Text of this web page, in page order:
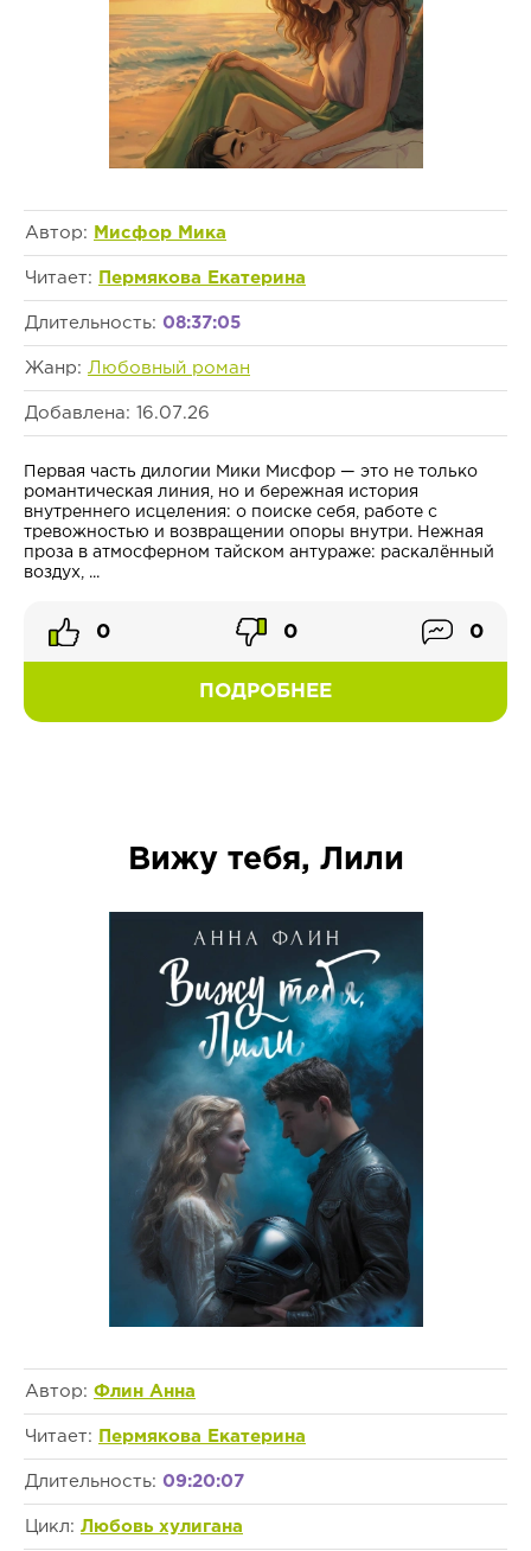
Автор: Мисфор Мика
Читает: Пермякова Екатерина
Длительность: 08:37:05
Жанр: Любовный роман
Добавлена: 16.07.26
Первая часть дилогии Мики Мисфор — это не только
романтическая линия, но и бережная история
внутреннего исцеления: о поиске себя, работе с
тревожностью и возвращении опоры внутри. Нежная
проза в атмосферном тайском антураже: раскалённый
воздух, ...
ПОДРОБНЕЕ
0 0 0
Вижу тебя, Лили
Автор: Флин Анна
Читает: Пермякова Екатерина
Длительность: 09:20:07
Цикл: Любовь хулигана